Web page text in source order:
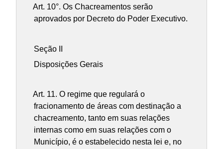
Art. 10°. Os Chacreamentos serão
aprovados por Decreto do Poder Executivo.
Seção II
Disposições Gerais
Art. 11. O regime que regulará o
fracionamento de áreas com destinação a
chacreamento, tanto em suas relações
internas como em suas relações com o
Município, é o estabelecido nesta lei e, no